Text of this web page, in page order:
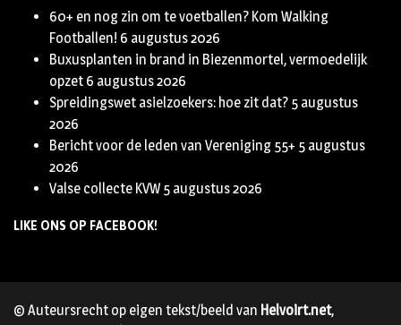
60+ en nog zin om te voetballen? Kom Walking
Footballen! 6 augustus 2026
Buxusplanten in brand in Biezenmortel, vermoedelijk
opzet 6 augustus 2026
Spreidingswet asielzoekers: hoe zit dat? 5 augustus
2026
Bericht voor de leden van Vereniging 55+ 5 augustus
2026
Valse collecte KVW 5 augustus 2026
LIKE ONS OP FACEBOOK!
© Auteursrecht op eigen tekst/beeld van Helvoirt.net,